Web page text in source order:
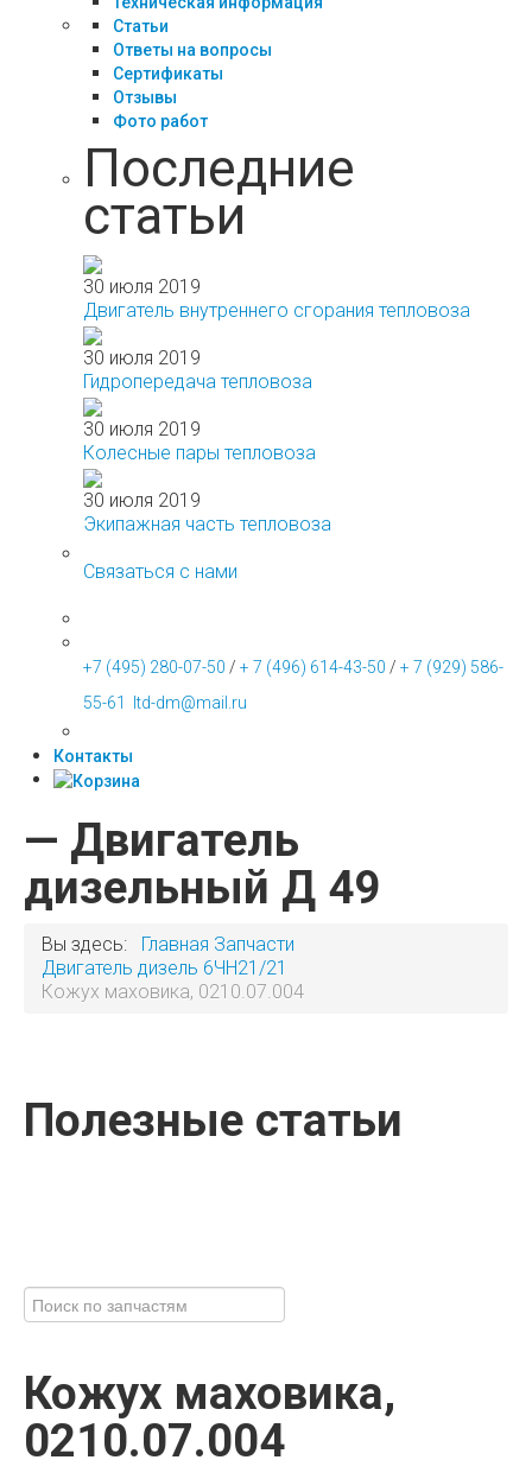
Статьи
Ответы на вопросы
Сертификаты
Отзывы
Фото работ
Последние
статьи
30 июля 2019
Двигатель внутреннего сгорания тепловоза
30 июля 2019
Гидропередача тепловоза
30 июля 2019
Колесные пары тепловоза
30 июля 2019
Экипажная часть тепловоза
Связаться с нами
+7 (495) 280-07-50 / + 7 (496) 614-43-50 / + 7 (929) 586-
55-61
ltd-dm@mail.ru
Контакты
— Двигатель
дизельный Д 49
Вы здесь: Главная Запчасти
Двигатель дизель 6ЧН21/21
Кожух маховика, 0210.07.004
Полезные статьи
Кожух маховика,
0210.07.004